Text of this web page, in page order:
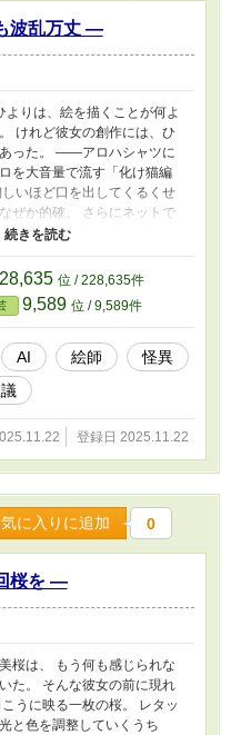
波乱万丈 ―
よりは、絵を描くことが何よ
けれど彼女の創作には、ひ
った。 ――アロハシャツに
を大音量で流す「化け猫編
いほど口を出してくるくせ
ぜか的確。 さらにネットで
起こり、ひよりの日常は翻
ても、不安でも。 それでも
やめられない。 【関連作
novel/99661393/34
カウンセラー ― 週末の天の
novel/99661393/93
者 ― 豊橋技科大立志編 ―
位 / 228,635件
9,589 位 / 9,589件
AI 絵師
怪異
登録日 2025.11.22
に入りに追加 0
桜を ―
桜は、 もう何も感じられな
た。 そんな彼女の前に現れ
うに映る一枚の桜。 レタッ
と色を調整していくうち